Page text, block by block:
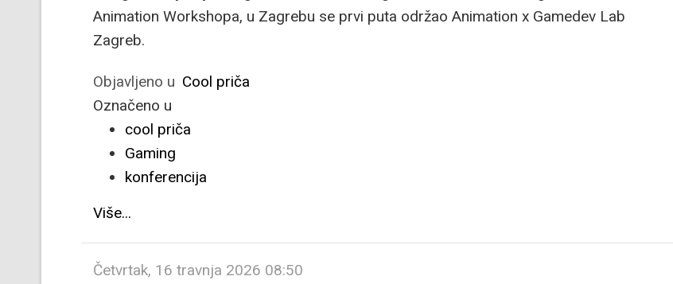
Animation Workshopa, u Zagrebu se prvi puta održao Animation x Gamedev Lab
Zagreb.
Objavljeno u Cool priča
Označeno u
cool priča
Gaming
konferencija
Više...
Četvrtak, 16 travnja 2026 08:50